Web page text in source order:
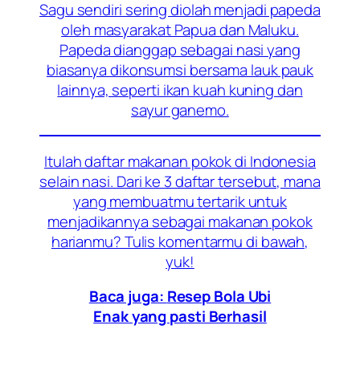
Sagu sendiri sering diolah menjadi papeda
oleh masyarakat Papua dan Maluku.
Papeda dianggap sebagai nasi yang
biasanya dikonsumsi bersama lauk pauk
lainnya, seperti ikan kuah kuning dan
sayur ganemo.
Itulah daftar makanan pokok di Indonesia
selain nasi. Dari ke 3 daftar tersebut, mana
yang membuatmu tertarik untuk
menjadikannya sebagai makanan pokok
harianmu? Tulis komentarmu di bawah,
yuk!
Baca juga: Resep Bola Ubi
Enak yang pasti Berhasil